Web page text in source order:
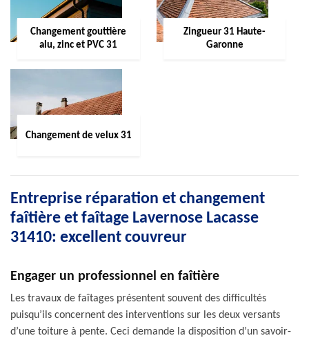
Changement gouttière
alu, zinc et PVC 31
Zingueur 31 Haute-
Garonne
Changement de velux 31
Entreprise réparation et changement
faîtière et faîtage Lavernose Lacasse
31410: excellent couvreur
Engager un professionnel en faîtière
Les travaux de faîtages présentent souvent des difficultés
puisqu’ils concernent des interventions sur les deux versants
d’une toiture à pente. Ceci demande la disposition d’un savoir-